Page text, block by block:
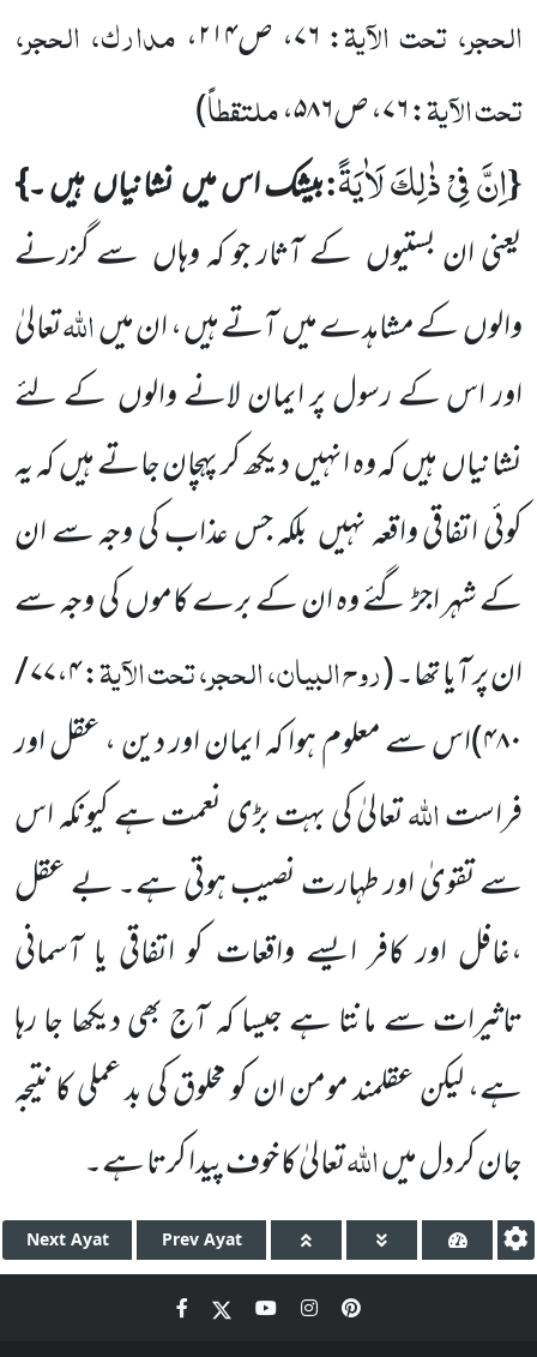
الحجر، تحت الآیۃ: ۷۶، ص۲۱۴،
مدارک، الحجر،
تحت الآیۃ: ۷۶، ص۵۸۶، ملتقطاً)
{اِنَّ فِیْ ذٰلِكَ لَاٰیَةً:بیشک اس میںنشانیاںہیں ۔}
یعنی ان بستیوں کے آثار جو کہ وہاں سے گزرنے
والوںکے مشاہدےمیںآتے ہیں ، ان میںاللّٰہتعالیٰ
اور اس کے رسول پر ایمان لانے والوں کے لئے
نشانیاںہیںکہ وہ انہیںدیکھ کر پہچان جاتے ہیںکہ یہ
کوئی اتفاقی واقعہ نہیں بلکہ جس عذاب کی وجہ سے ان
کے شہر اجڑ گئے وہ ان کے برے کاموںکی وجہ سے
ان پر آیا تھا۔(روح البیان، الحجر، تحت الآیۃ
: ۷۷،۴ /
۴۸۰)اس سے معلوم ہوا کہ ایمان اور دین ، عقل اور
فراستاللّٰہتعالیٰ کی بہت بڑی نعمت ہے کیونکہاس
سے تقویٰ اور طہارت نصیب ہوتی ہے۔ بے عقل
،غافل اور کافر ایسے واقعات کو اتفاقی یا آسمانی
تاثیرات سے مانتا ہےجیسا کہ آجبھی دیکھا جا رہا
ہے، لیکن عقلمند مومن ان کو مخلوق کی بد عملی کا نتیجہ
جان کر دل میںاللّٰہتعالیٰ کا خوف پیدا کرتا ہے۔
Next Ayat Prev Ayat